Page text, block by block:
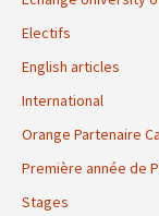
Electifs
English articles
International
Orange Partenaire
Première année de
Stages